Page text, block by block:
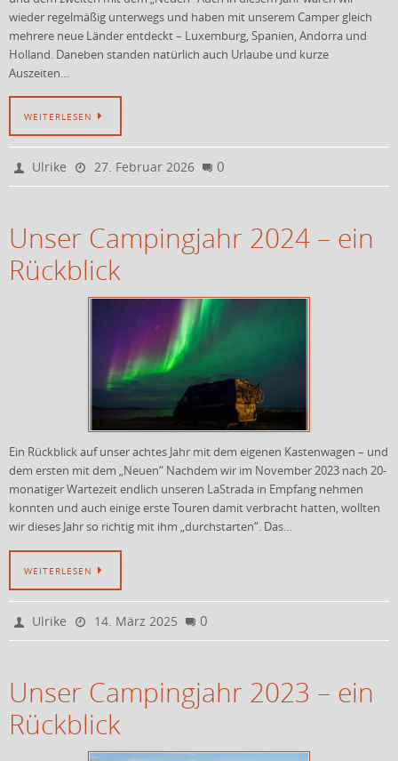
wieder regelmäßig unterwegs und haben mit unserem Camper gleich
mehrere neue Länder entdeckt – Luxemburg, Spanien, Andorra und
Holland. Daneben standen natürlich auch Urlaube und kurze
Auszeiten…
WEITERLESEN
Ulrike 27. Februar 2026 0
Unser Campingjahr 2024 – ein
Rückblick
Ein Rückblick auf unser achtes Jahr mit dem eigenen Kastenwagen – und
dem ersten mit dem „Neuen“ Nachdem wir im November 2023 nach 20-
monatiger Wartezeit endlich unseren LaStrada in Empfang nehmen
konnten und auch einige erste Touren damit verbracht hatten, wollten
wir dieses Jahr so richtig mit ihm „durchstarten“. Das…
WEITERLESEN
Ulrike 14. März 2025 0
Unser Campingjahr 2023 – ein
Rückblick